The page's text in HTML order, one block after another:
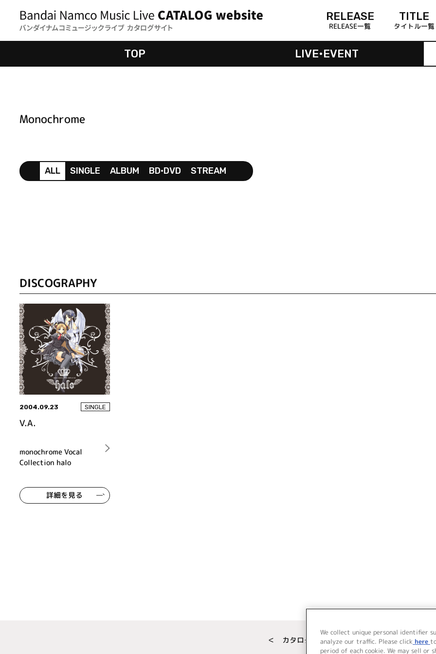
RELEASE
RELEASE一覧
TITLE
タイトル一覧
TOP LIVE•EVENT
Monochrome
ALL SINGLE ALBUM BD•DVD STREAM
DISCOGRAPHY
2004.09.23 SINGLE
V.A.
monochrome Vocal
Collection halo
詳細を見る
＜ カタログサイト トップページへ
We collect unique personal identifier
analyze our traffic. Please click here
period of each cookie. We may sell